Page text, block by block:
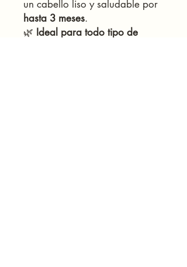
un cabello liso y saludable por
hasta 3 meses.
🌿 Ideal para todo tipo de